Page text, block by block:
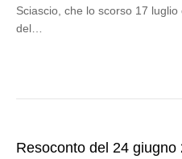
Sciascio, che lo scorso 17
del…
Resoconto del 24 giugno